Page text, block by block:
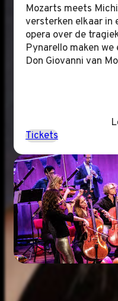
Mozarts meets
versterken elkaar in
opera over de
Pynarello maken
Don Giovanni van
Tickets